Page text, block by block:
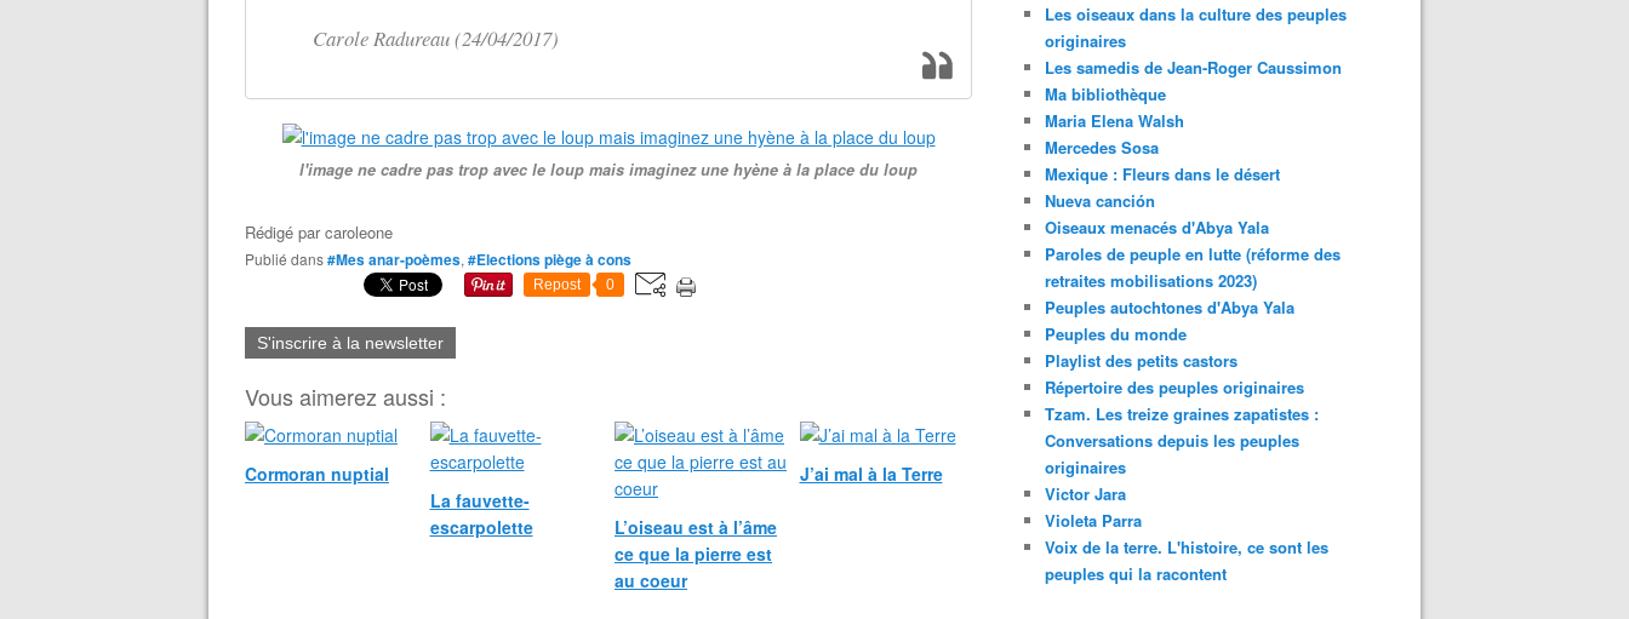
Carole Radureau (24/04/2017)
l'image ne cadre pas trop avec le loup mais imaginez une hyène à la place du loup
Rédigé parcaroleone
Publié dans#Mes anar-poèmes, #Elections piège à cons
Repost 0
S'inscrire à la newsletter
Vous aimerez aussi :
Cormoran nuptial
La fauvette-
escarpolette
L’oiseau est à l’âme
ce que la pierre est
au coeur
J’ai mal à la Terre
Les oiseaux dans la culture des peuples
originaires
Les samedis de Jean-Roger Caussimon
Ma bibliothèque
Maria Elena Walsh
Mercedes Sosa
Mexique : Fleurs dans le désert
Nueva canción
Oiseaux menacés d'Abya Yala
Paroles de peuple en lutte (réforme des
retraites mobilisations 2023)
Peuples autochtones d'Abya Yala
Peuples du monde
Playlist des petits castors
Répertoire des peuples originaires
Tzam. Les treize graines zapatistes :
Conversations depuis les peuples
originaires
Victor Jara
Violeta Parra
Voix de la terre. L'histoire, ce sont les
peuples qui la racontent